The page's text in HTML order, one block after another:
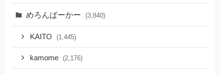
めろんぱーかー (3,840)
KAITO (1,445)
kamome (2,176)